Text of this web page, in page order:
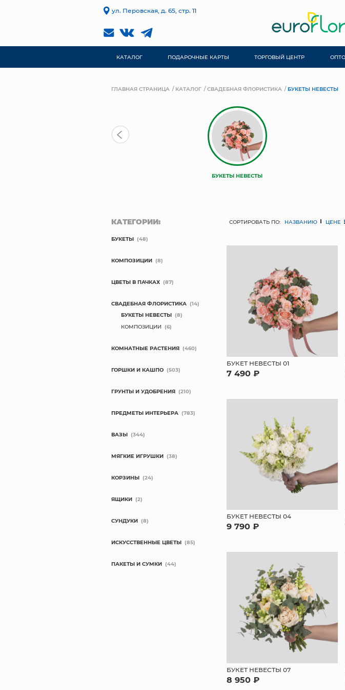
ул. Перовская, д. 65, стр. 11
КАТАЛОГ ПОДАРОЧНЫЕ КАРТЫ ТОРГОВЫЙ ЦЕНТР
ГЛАВНАЯ СТРАНИЦА КАТАЛОГ СВАДЕБНАЯ ФЛОРИСТИКА БУКЕТЫ НЕВЕСТЫ
БУКЕТЫ НЕВЕСТЫ
СОРТИРОВАТЬ ПО: НАЗВАНИЮ ЦЕНЕ
БУКЕТ НЕВЕСТЫ 01
7 490 ₽
БУКЕТ НЕВЕСТЫ 04
9 790 ₽
БУКЕТ НЕВЕСТЫ 07
8 950 ₽
КАТЕГОРИИ:
БУКЕТЫ (48)
КОМПОЗИЦИИ (8)
ЦВЕТЫ В ПАЧКАХ (87)
СВАДЕБНАЯ ФЛОРИСТИКА (14)
БУКЕТЫ НЕВЕСТЫ (8)
КОМПОЗИЦИИ (6)
КОМНАТНЫЕ РАСТЕНИЯ (460)
ГОРШКИ И КАШПО (503)
ГРУНТЫ И УДОБРЕНИЯ (210)
ПРЕДМЕТЫ ИНТЕРЬЕРА (783)
ВАЗЫ (344)
МЯГКИЕ ИГРУШКИ (38)
КОРЗИНЫ (24)
ЯЩИКИ (2)
СУНДУКИ (8)
ИСКУССТВЕННЫЕ ЦВЕТЫ (85)
ПАКЕТЫ И СУМКИ (44)